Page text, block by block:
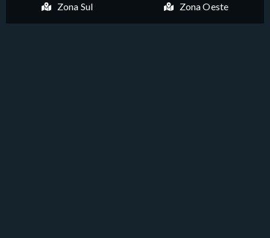
Zona Sul Zona Oeste